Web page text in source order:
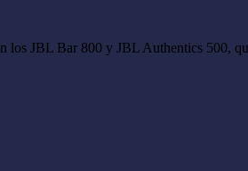
los JBL Bar 800 y JBL Authentics 500,